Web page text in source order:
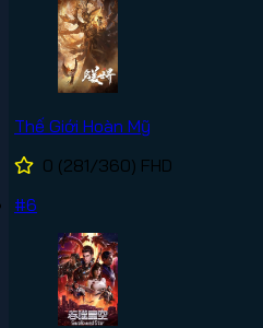
Thế Giới Hoàn Mỹ
0 (281/360) FHD
#6